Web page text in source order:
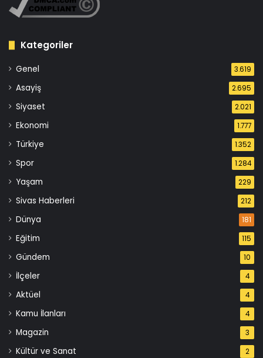
Kategoriler
Genel 3.619
Asayiş 2.695
Siyaset 2.021
Ekonomi 1.777
Türkiye 1.352
Spor 1.284
Yaşam 229
Sivas Haberleri 212
Dünya 181
Eğitim 115
Gündem 10
İlçeler 4
Aktüel 4
Kamu İlanları 4
Magazin 3
Kültür ve Sanat 2